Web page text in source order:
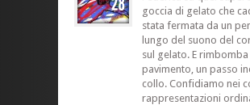
goccia di gelato che
stata fermata da un
lungo del suono del
sul gelato. E
pavimento, un passo
collo. Confidiamo nei
rappresentazioni